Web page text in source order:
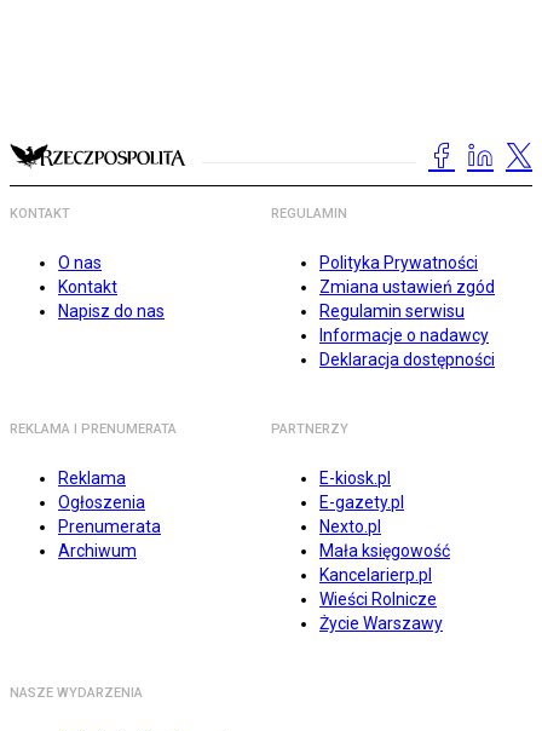
KONTAKT
O nas
Kontakt
Napisz do nas
REGULAMIN
Polityka Prywatności
Zmiana ustawień zgód
Regulamin serwisu
Informacje o nadawcy
Deklaracja dostępności
REKLAMA I PRENUMERATA
Reklama
Ogłoszenia
Prenumerata
Archiwum
PARTNERZY
E-kiosk.pl
E-gazety.pl
Nexto.pl
Mała księgowość
Kancelarierp.pl
Wieści Rolnicze
Życie Warszawy
NASZE WYDARZENIA